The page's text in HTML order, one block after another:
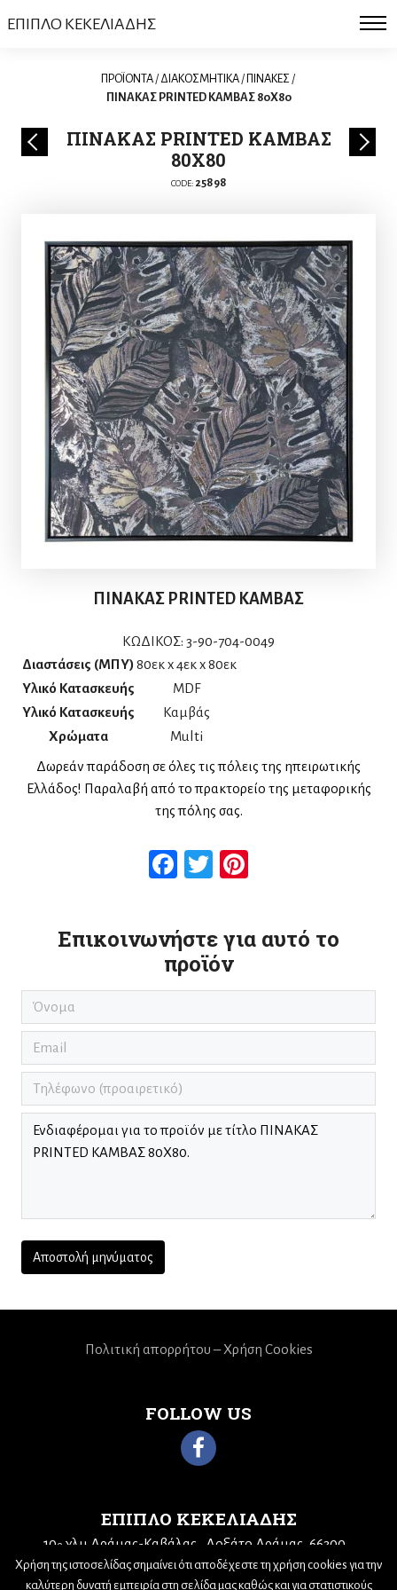
ΕΠΙΠΛΟ ΚΕΚΕΛΙΑΔΗΣ
ΠΡΟΪΟΝΤΑ/ ΔΙΑΚΟΣΜΗΤΙΚΑ/ ΠΙΝΑΚΕΣ/
ΠΙΝΑΚΑΣ PRINTED ΚΑΜΒΑΣ 80X80
ΠΙΝΑΚΑΣ PRINTED ΚΑΜΒΑΣ
80X80
CODE: 25898
ΠΙΝΑΚΑΣ PRINTED ΚΑΜΒΑΣ
ΚΩΔΙΚΟΣ: 3-90-704-0049
Διαστάσεις (ΜΠΥ) 80εκ x 4εκ x 80εκ
Υλικό Κατασκευής
MDF
Υλικό Κατασκευής
Καμβάς
Χρώματα
Multi
Δωρεάν παράδοση σε όλες τις πόλεις της ηπειρωτικής
Ελλάδος! Παραλαβή από το πρακτορείο της μεταφορικής
της πόλης σας.
Facebook
Twitter
Επικοινωνήστε για αυτό το
προϊόν
ΕΠΙΠΛΟ ΚΕΚΕΛΙΑΔΗΣ
10ο χλμ Δράμας-Καβάλας
Δοξάτο Δράμας, 66300
Τηλ: 25210 68943 Email:kekeliadis@otenet.gr
FOLLOW US
Πολιτική απορρήτου – Χρήση Cookies
Χρήση της ιστοσελίδας σημαίνει ότι αποδέχεστε τη χρήση cookies για την
καλύτερη δυνατή εμπειρία στη σελίδα μας καθώς και για στατιστικούς